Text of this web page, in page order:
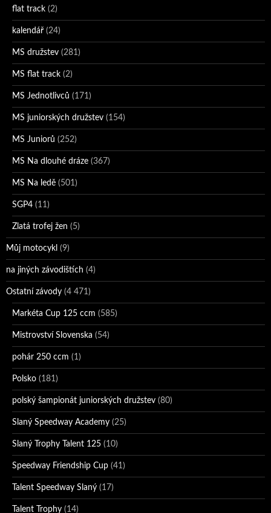
flat track (2)
kalendář (24)
MS družstev (281)
MS flat track (2)
MS Jednotlivců (171)
MS juniorských družstev (154)
MS Juniorů (252)
MS Na dlouhé dráze (367)
MS Na ledě (501)
SGP4 (11)
Zlatá trofej žen (5)
Můj motocykl (9)
na jiných závodištích (4)
Ostatní závody (4 471)
Markéta Cup 125 ccm (585)
Mistrovství Slovenska (54)
pohár 250 ccm (1)
Polsko (181)
polský šampionát juniorských družstev (80)
Slaný Speedway Academy (25)
Slaný Trophy Talent 125 (10)
Speedway Friendship Cup (41)
Talent Speedway Slaný (17)
Talent Trophy (14)